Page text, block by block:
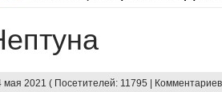
мая 2021 ( Посетителей: 11795 |